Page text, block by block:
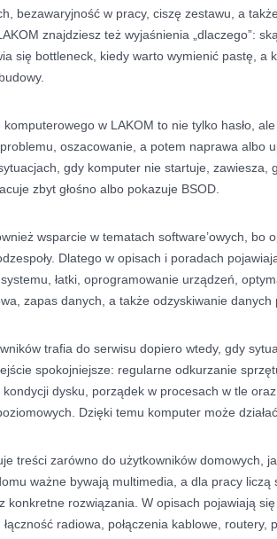
bezawaryjność w pracy, ciszę zestawu, a
znajdziesz też wyjaśnienia „dlaczego”:
się bottleneck, kiedy warto wymienić pastę, a
w LAKOM to nie tylko hasło,
oszacowanie, a potem naprawa albo
gdy komputer nie startuje, zawiesza,
zbyt głośno albo pokazuje BSOD.
wsparcie w tematach software’owych, bo
Dlatego w opisach i poradach
łatki, oprogramowanie urządzeń,
zapas danych, a także odzyskiwanie danych
trafia do serwisu dopiero wtedy, gdy
spokojniejsze: regularne odkurzanie
dysku, porządek w procesach w tle
Dzięki temu komputer może
treści zarówno do użytkowników domowych,
ważne bywają multimedia, a dla pracy liczą
konkretne rozwiązania. W opisach pojawiają
radiowa, połączenia kablowe, routery,